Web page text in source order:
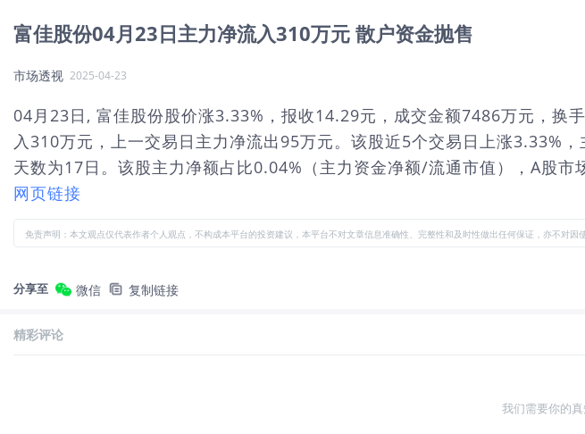
富佳股份04月23日主力净流入310万元 散户资金抛售
市场透视 2025-04-23
04月23日, 富佳股份股价涨3.33%，报收14.29元，成交金额7486万元，换
入310万元，上一交易日主力净流出95万元。该股近5个交易日上涨3.33%
天数为17日。该股主力净额占比0.04%（主力资金净额/流通市值），A股市
网页链接
免责声明：本文观点仅代表作者个人观点，不构成本平台的投资建议，本平台不对文章信息准确性、完整性和及时性做出任何保证，亦不对因
分享至 微信 复制链接
精彩评论
我们需要你的